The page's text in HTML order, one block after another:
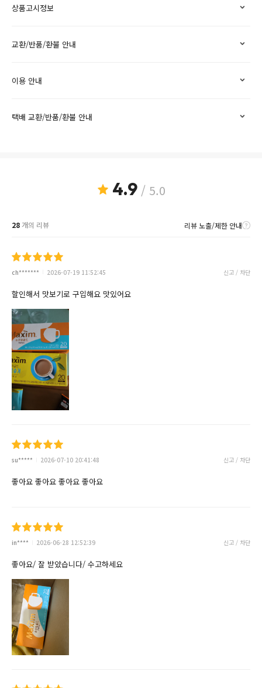
상품고시정보
교환/반품/환불 안내
이용 안내
택배 교환/반품/환불 안내
4.9/ 5.0
28개의 리뷰 리뷰 노출/제한 안내
ch******* 2026-07-19 11:52:45 신고 / 차단
할인해서 맛보기로 구입해요 맛있어요
su***** 2026-07-10 20:41:48 신고 / 차단
좋아요 좋아요 좋아요 좋아요
in**** 2026-06-28 12:52:39 신고 / 차단
좋아요/ 잘 받았습니다/ 수고하세요